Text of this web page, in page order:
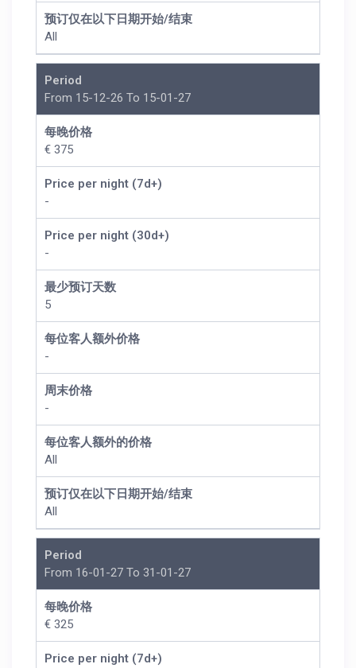
预订仅在以下日期开始/结束
All
Period
From 15-12-26 To 15-01-27
每晚价格
€ 375
Price per night (7d+)
-
Price per night (30d+)
-
最少预订天数
5
每位客人额外价格
-
周末价格
-
每位客人额外的价格
All
预订仅在以下日期开始/结束
All
Period
From 16-01-27 To 31-01-27
每晚价格
€ 325
Price per night (7d+)